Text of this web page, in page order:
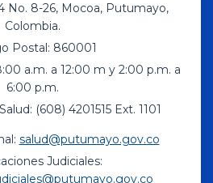
No. 8-26, Mocoa, Putumayo,
Colombia.
Postal: 860001
a.m. a 12:00 m y 2:00 p.m. a
6:00 p.m.
(608) 4201515 Ext. 1101
salud@putumayo.gov.co
Judiciales: